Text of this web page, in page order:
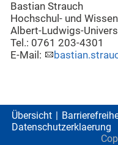
Bastian Strauch
Hochschul- und
Albert-Ludwigs-
Tel.: 0761 203-4301
E-Mail:
Übersicht
Datenschutzerklaerung